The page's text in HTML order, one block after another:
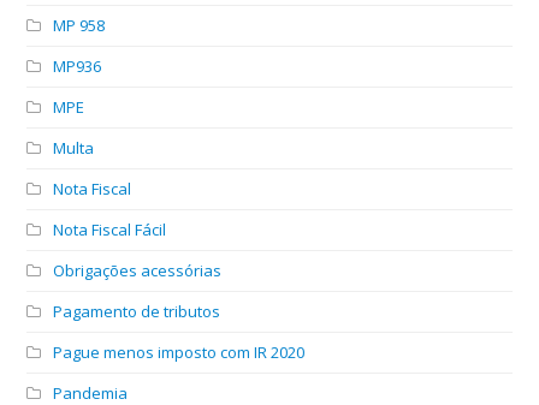
MP 958
MP936
MPE
Multa
Nota Fiscal
Nota Fiscal Fácil
Obrigações acessórias
Pagamento de tributos
Pague menos imposto com IR 2020
Pandemia